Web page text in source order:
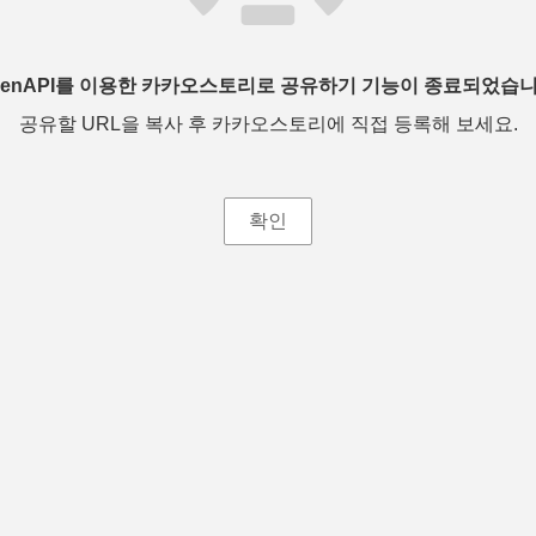
를 이용한 카카오스토리로 공유하기 기능이 종료되었습
공유할 URL을 복사 후 카카오스토리에 직접 등록해 보세요.
확인